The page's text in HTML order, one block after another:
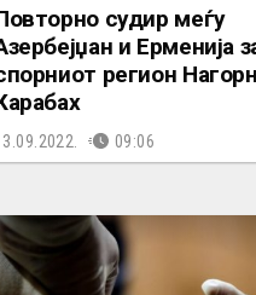
судир меѓу
и Ерменија
регион
09:06